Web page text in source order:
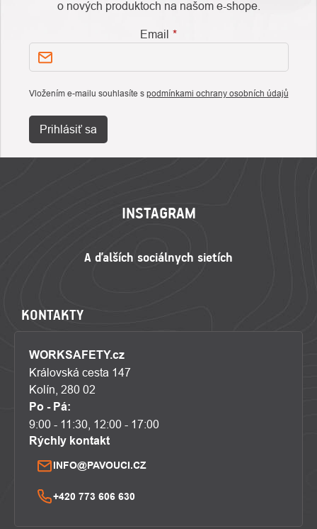
o nových produktoch na našom e-shope.
Email
Vložením e-mailu souhlasíte s podmínkami ochrany osobních údajů
Prihlásiť sa
INSTAGRAM
KONTAKTY
WORKSAFETY.cz
Královská cesta 147
Kolín, 280 02
Po - Pá:
9:00 - 11:30, 12:00 - 17:00
Rýchly kontakt
INFO@PAVOUCI.CZ
+420 773 606 630